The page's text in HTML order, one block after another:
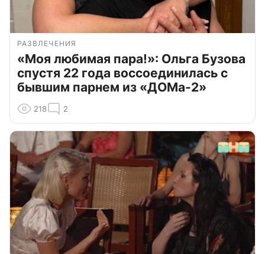
РАЗВЛЕЧЕНИЯ
«Моя любимая пара!»: Ольга Бузова
спустя 22 года воссоединилась с
бывшим парнем из «ДОМа-2»
218 2